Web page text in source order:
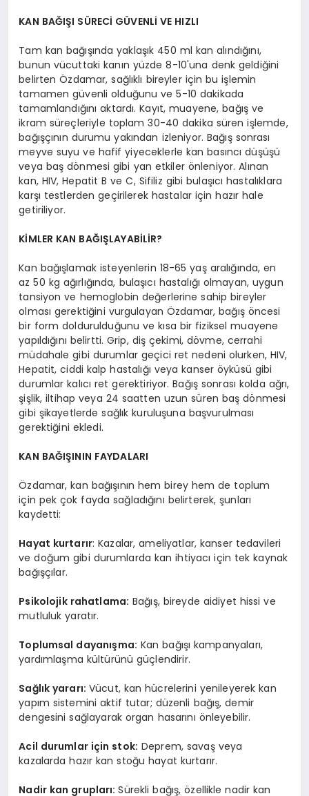
KAN BAĞIŞI SÜRECİ GÜVENLİ VE HIZLI
Tam kan bağışında yaklaşık 450 ml kan alındığını,
bunun vücuttaki kanın yüzde 8-10'una denk geldiğini
belirten Özdamar, sağlıklı bireyler için bu işlemin
tamamen güvenli olduğunu ve 5-10 dakikada
tamamlandığını aktardı. Kayıt, muayene, bağış ve
ikram süreçleriyle toplam 30-40 dakika süren işlemde,
bağışçının durumu yakından izleniyor. Bağış sonrası
meyve suyu ve hafif yiyeceklerle kan basıncı düşüşü
veya baş dönmesi gibi yan etkiler önleniyor. Alınan
kan, HIV, Hepatit B ve C, Sifiliz gibi bulaşıcı hastalıklara
karşı testlerden geçirilerek hastalar için hazır hale
getiriliyor.
KİMLER KAN BAĞIŞLAYABİLİR?
Kan bağışlamak isteyenlerin 18-65 yaş aralığında, en
az 50 kg ağırlığında, bulaşıcı hastalığı olmayan, uygun
tansiyon ve hemoglobin değerlerine sahip bireyler
olması gerektiğini vurgulayan Özdamar, bağış öncesi
bir form doldurulduğunu ve kısa bir fiziksel muayene
yapıldığını belirtti. Grip, diş çekimi, dövme, cerrahi
müdahale gibi durumlar geçici ret nedeni olurken, HIV,
Hepatit, ciddi kalp hastalığı veya kanser öyküsü gibi
durumlar kalıcı ret gerektiriyor. Bağış sonrası kolda ağrı,
şişlik, iltihap veya 24 saatten uzun süren baş dönmesi
gibi şikayetlerde sağlık kuruluşuna başvurulması
gerektiğini ekledi.
KAN BAĞIŞININ FAYDALARI
Özdamar, kan bağışının hem birey hem de toplum
için pek çok fayda sağladığını belirterek, şunları
kaydetti:
Hayat kurtarır: Kazalar, ameliyatlar, kanser tedavileri
ve doğum gibi durumlarda kan ihtiyacı için tek kaynak
bağışçılar.
Psikolojik rahatlama: Bağış, bireyde aidiyet hissi ve
mutluluk yaratır.
Toplumsal dayanışma: Kan bağışı kampanyaları,
yardımlaşma kültürünü güçlendirir.
Sağlık yararı: Vücut, kan hücrelerini yenileyerek kan
yapım sistemini aktif tutar; düzenli bağış, demir
dengesini sağlayarak organ hasarını önleyebilir.
Acil durumlar için stok: Deprem, savaş veya
kazalarda hazır kan stoğu hayat kurtarır.
Nadir kan grupları:Sürekli bağış, özellikle nadir kan